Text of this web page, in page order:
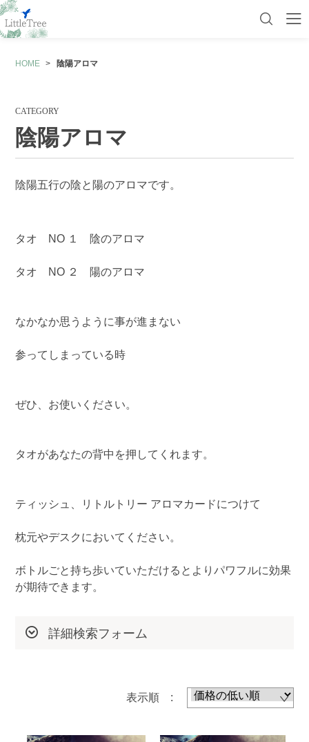
カフェキネシ
経絡（けいらく）ハーブティー
陰陽アロマ
奇経八脈（きけいはちみゃく）
オーラ アロマスプレー
SALT アロマ塩
HOME 陰陽アロマ
CATEGORY
陰陽アロマ
陰陽五行の陰と陽のアロマです。
タオ NO １ 陰のアロマ
タオ NO ２ 陽のアロマ
なかなか思うように事が進まない
参ってしまっている時
ぜひ、お使いください。
タオがあなたの背中を押してくれます。
ティッシュ、リトルトリー アロマカードにつけて
枕元やデスクにおいてください。
ボトルごと持ち歩いていただけるとよりパワフルに効果
が期待できます。
詳細検索フォーム
表示順 :